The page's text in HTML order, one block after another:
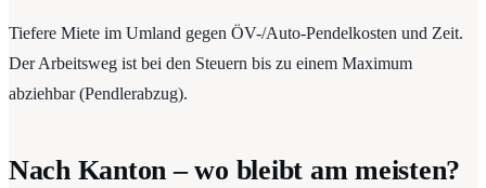
Tiefere Miete im Umland gegen ÖV-/Auto-Pendelkosten und Zeit.
Der Arbeitsweg ist bei den Steuern bis zu einem Maximum
abziehbar (Pendlerabzug).
Nach Kanton – wo bleibt am meisten?